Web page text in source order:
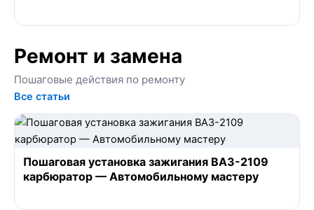
Ремонт и замена
Пошаговые действия по ремонту
Все статьи
Пошаговая установка зажигания ВАЗ-2109
карбюратор — Автомобильному мастеру